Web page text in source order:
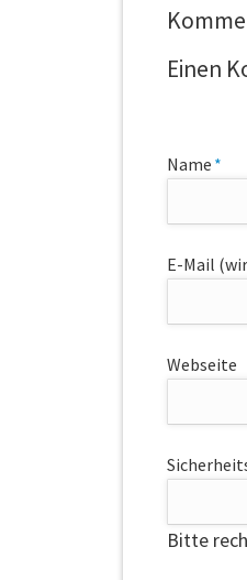
Einen
Pflichtfeld
Name *
Pflichtfeld
E-Mail
Webseite
Pflichtfeld
Bitte